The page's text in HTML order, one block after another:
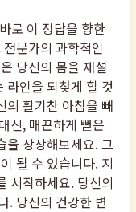
로 이 정답을 향한
문가의 과학적인
당신의 몸을 재설
라인을 되찾게 할 것
의 활기찬 아침을 빼
신, 매끈하게 뻗은
을 상상해보세요. 그
될 수 있습니다. 지
시작하세요. 당신의
. 당신의 건강한 변